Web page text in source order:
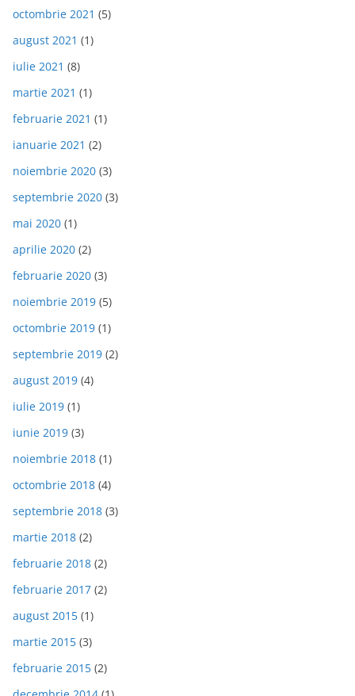
octombrie 2021 (5)
august 2021 (1)
iulie 2021 (8)
martie 2021 (1)
februarie 2021 (1)
ianuarie 2021 (2)
noiembrie 2020 (3)
septembrie 2020 (3)
mai 2020 (1)
aprilie 2020 (2)
februarie 2020 (3)
noiembrie 2019 (5)
octombrie 2019 (1)
septembrie 2019 (2)
august 2019 (4)
iulie 2019 (1)
iunie 2019 (3)
noiembrie 2018 (1)
octombrie 2018 (4)
septembrie 2018 (3)
martie 2018 (2)
februarie 2018 (2)
februarie 2017 (2)
august 2015 (1)
martie 2015 (3)
februarie 2015 (2)